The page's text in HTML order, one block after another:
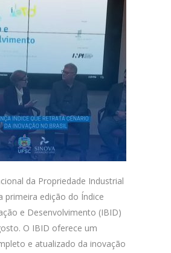
da Propriedade Industrial
primeira edição do Índice
e Desenvolvimento (IBID)
O IBID oferece um
e atualizado da inovação